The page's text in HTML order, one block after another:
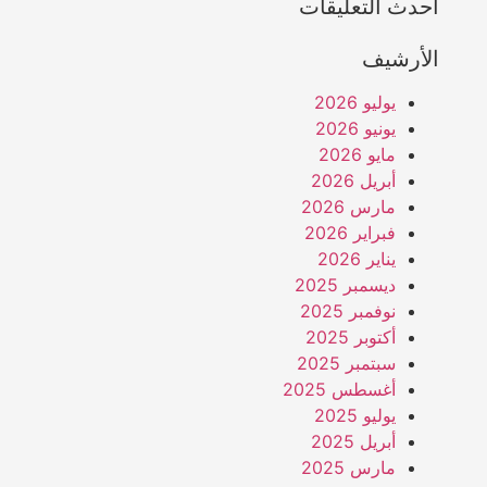
أحدث التعليقات
الأرشيف
يوليو 2026
يونيو 2026
مايو 2026
أبريل 2026
مارس 2026
فبراير 2026
يناير 2026
ديسمبر 2025
نوفمبر 2025
أكتوبر 2025
سبتمبر 2025
أغسطس 2025
يوليو 2025
أبريل 2025
مارس 2025